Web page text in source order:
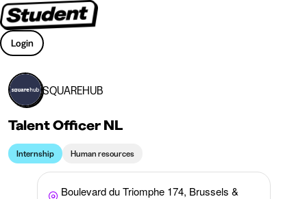
Login
SQUAREHUB
Talent Officer NL
Internship Human resources
Boulevard du Triomphe 174, Brussels &